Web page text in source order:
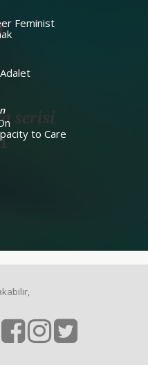
Feminist
to Care